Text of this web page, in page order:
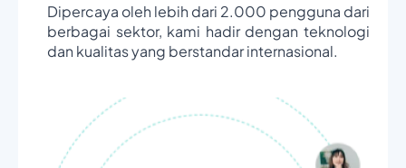
Dipercaya oleh lebih dari 2.000 pengguna dari
berbagai sektor, kami hadir dengan teknologi
dan kualitas yang berstandar internasional.